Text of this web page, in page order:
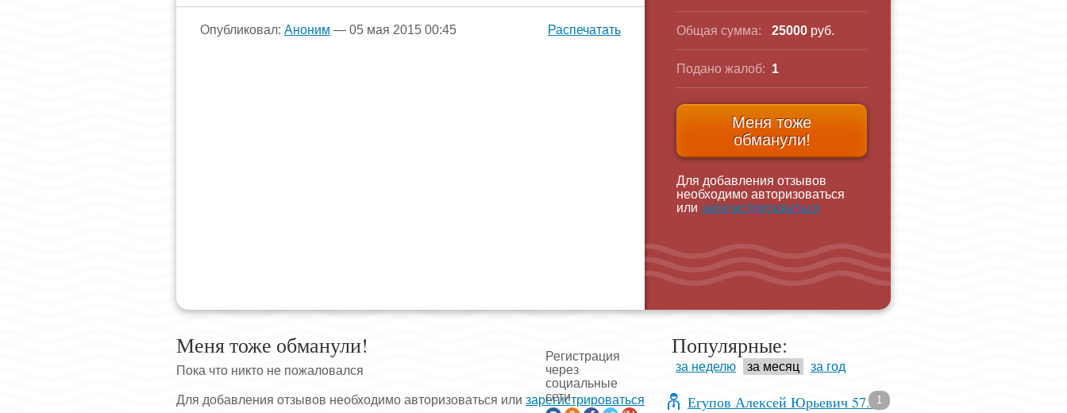
Общая сумма: 25000 руб.
Подано жалоб: 1
Меня тоже
обманули!
Для добавления отзывов
необходимо авторизоваться
или зарегистрироваться
Опубликовал: Аноним — 05 мая 2015 00:45 Распечатать
Меня тоже обманули!
Пока что никто не пожаловался
Для добавления отзывов необходимо авторизоваться или зарегистрироваться
Регистрация
через
социальные
сети
Популярные:
за неделю за месяц за год
Егупов Алексей Юрьевич 57...1